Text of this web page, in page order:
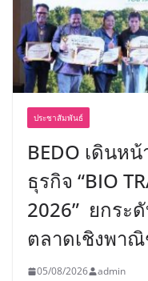
ประชาสัมพันธ์
BEDO เดินห
ธุรกิจ “BIO
2026” ยกร
ตลาดเชิงพา
05/08/2026 admin